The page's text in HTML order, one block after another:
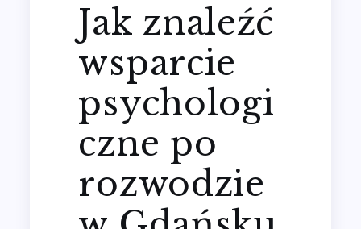
Jak znaleźć
wsparcie
psychologi
czne po
rozwodzie